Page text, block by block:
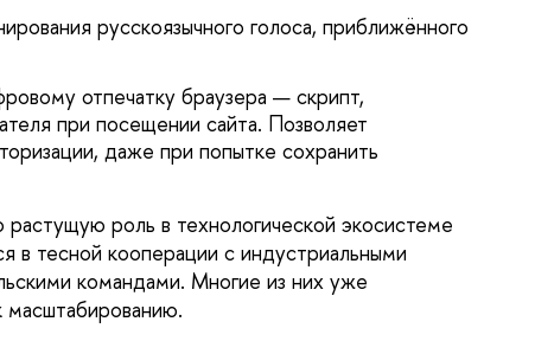
русскоязычного голоса, приближённого
отпечатку браузера — скрипт,
при посещении сайта. Позволяет
даже при попытке сохранить
роль в технологической экосистеме
тесной кооперации с индустриальными
командами. Многие из них уже
масштабированию.